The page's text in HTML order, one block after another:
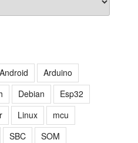
Android
Arduino
Debian
Esp32
Linux
mcu
SBC
SOM